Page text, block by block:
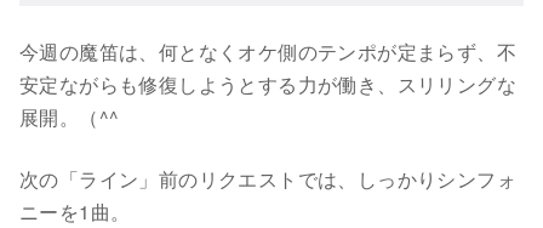
今週の魔笛は、何となくオケ側のテンポが定まらず、不
安定ながらも修復しようとする力が働き、スリリングな
展開。（^^
次の「ライン」前のリクエストでは、しっかりシンフォ
ニーを1曲。